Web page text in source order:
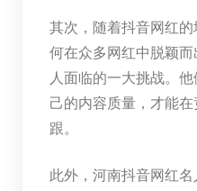
其次，随着抖音网红
何在众多网红中脱颖
人面临的一大挑战。
己的内容质量，才能
跟。
此外，河南抖音网红